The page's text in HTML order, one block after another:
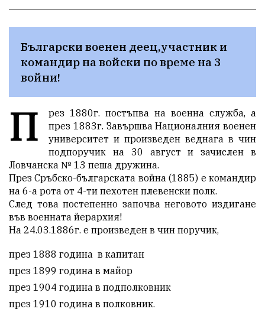
Български военен деец,участник и
командир на войски по време на 3
войни!
П
рез 1880г. постъпва на военна служба, а
през 1883г. Завършва Националния военен
университет и произведен веднага в чин
подпоручик на 30 август и зачислен в
Ловчанска № 13 пеша дружина.
През Сръбско-българската война (1885) е командир
на 6-а рота от 4-ти пехотен плевенски полк.
След това постепенно започва неговото издигане
във военната йерархия!
На 24.03.1886г. е произведен в чин поручик,
през 1888 година в капитан
през 1899 година в майор
през 1904 година в подполковник
през 1910 година в полковник.